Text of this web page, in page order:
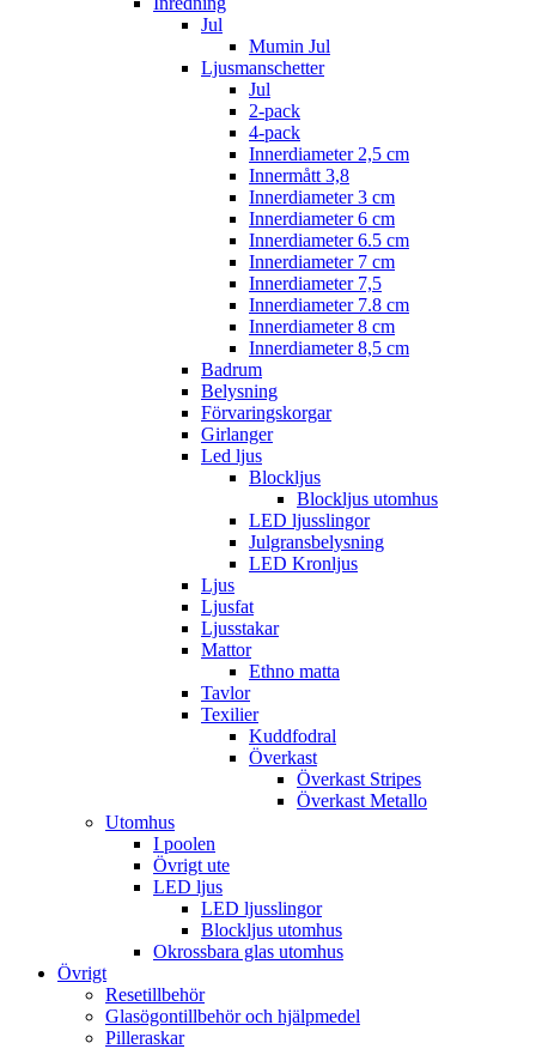
Jul
Mumin Jul
Ljusmanschetter
Jul
2-pack
4-pack
Innerdiameter 2,5 cm
Innermått 3,8
Innerdiameter 3 cm
Innerdiameter 6 cm
Innerdiameter 6.5 cm
Innerdiameter 7 cm
Innerdiameter 7,5
Innerdiameter 7.8 cm
Innerdiameter 8 cm
Innerdiameter 8,5 cm
Badrum
Belysning
Förvaringskorgar
Girlanger
Led ljus
Blockljus
Blockljus utomhus
LED ljusslingor
Julgransbelysning
LED Kronljus
Ljus
Ljusfat
Ljusstakar
Mattor
Ethno matta
Tavlor
Texilier
Kuddfodral
Överkast
Överkast Stripes
Överkast Metallo
Utomhus
I poolen
Övrigt ute
LED ljus
LED ljusslingor
Blockljus utomhus
Okrossbara glas utomhus
Övrigt
Resetillbehör
Glasögontillbehör och hjälpmedel
Pilleraskar